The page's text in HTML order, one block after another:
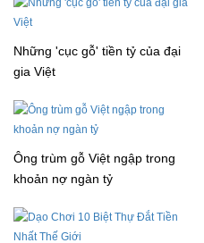
Những 'cục gỗ' tiền tỷ của đại
gia Việt
Ông trùm gỗ Việt ngập trong
khoản nợ ngàn tỷ